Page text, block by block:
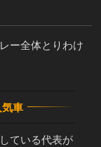
ー全体とりわけ
車
ている代表が